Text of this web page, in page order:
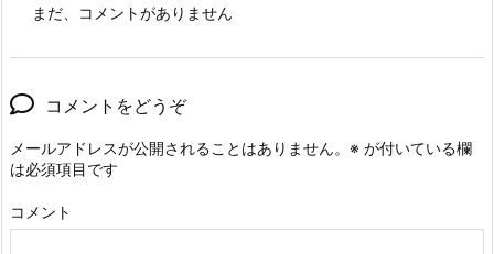
まだ、コメントがありません
コメントをどうぞ
メールアドレスが公開されることはありません。 ※ が付いている欄
は必須項目です
コメント